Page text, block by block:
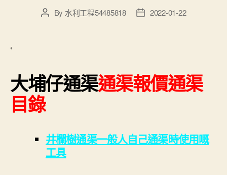
PostBy 水利工程54485818
Post2022-01-22
‘
大埔仔通渠通渠報價通渠
目錄
井欄樹通渠一般人自己通渠時使用嘅
工具